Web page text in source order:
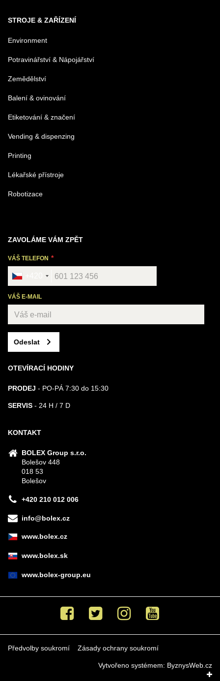
STROJE & ZAŘÍZENÍ
Environment
Potravinářství & Nápojářství
Zemědělství
Balení & ovinování
Etiketování & značení
Vending & dispenzing
Printing
Lékařské přístroje
Robotizace
ZAVOLÁME VÁM ZPĚT
VÁŠ TELEFON
VÁŠ E-MAIL
Odeslat
OTEVÍRACÍ HODINY
PRODEJ - PO-PÁ 7:30 do 15:30
SERVIS - 24 H / 7 D
KONTAKT
BOLEX Group s.r.o.
Bolešov 448
018 53
Bolešov
+420 210 012 006
info@bolex.cz
www.bolex.cz
www.bolex.sk
www.bolex-group.eu
Facebook Twitter Instagram Youtube
Předvolby soukromí Zásady ochrany soukromí
Vytvořeno systémem: ByznysWeb.cz